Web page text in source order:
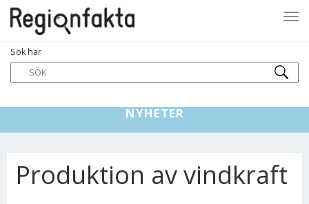
Sök här
NYHETER
Produktion av vindkraft